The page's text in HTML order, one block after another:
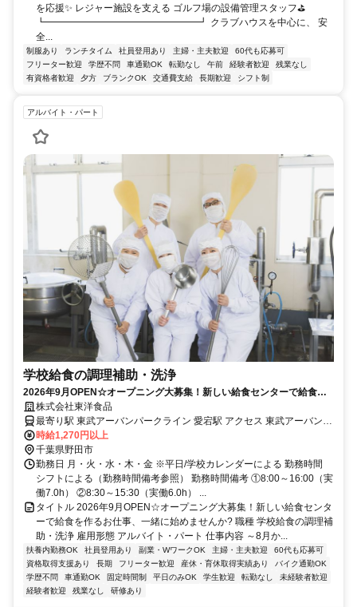
を応援✨ レジャー施設を支える ゴルフ場の設備管理スタッフ⛳
┗━━━━━━━━━━━━━━━━┛ クラブハウスを中心に、 安
全...
制服あり ランチタイム 社員登用あり 主婦・主夫歓迎
60代も応募可
フリーター歓迎
学歴不問 車通勤OK 転勤なし 午前 経験者歓迎
残業なし
有資格者歓迎
夕方 ブランクOK 交通費支給 長期歓迎 シフト制
アルバイト・パート
学校給食の調理補助・洗浄
2026年9月OPEN☆オープニング大募集！新しい給食センターで給食を
作るお仕事、一緒に始めませんか?
株式会社東洋食品
最寄り駅 東武アーバンパークライン 愛宕駅 アクセス 東武アーバンパ
ークライン愛宕駅から車8分
時給1,270円以上
千葉県野田市
勤務日 月・火・水・木・金 ※平日/学校カレンダーによる 勤務時間
シフトによる（勤務時間備考参照） 勤務時間備考 ①8:00～16:00（実
働7.0h） ②8:30～15:30（実働6.0h） ...
タイトル 2026年9月OPEN☆オープニング大募集！新しい給食センタ
ーで給食を作るお仕事、一緒に始めませんか? 職種 学校給食の調理補
助・洗浄 雇用形態 アルバイト・パート 仕事内容 ～8月か...
扶養内勤務OK 社員登用あり 副業・WワークOK 主婦・主夫歓迎
60代も応募可
資格取得支援あり
長期 フリーター歓迎 産休・育休取得実績あり
バイク通勤OK
学歴不問
車通勤OK 固定時間制 平日のみOK 学生歓迎 転勤なし
未経験者歓迎
経験者歓迎
残業なし 研修あり